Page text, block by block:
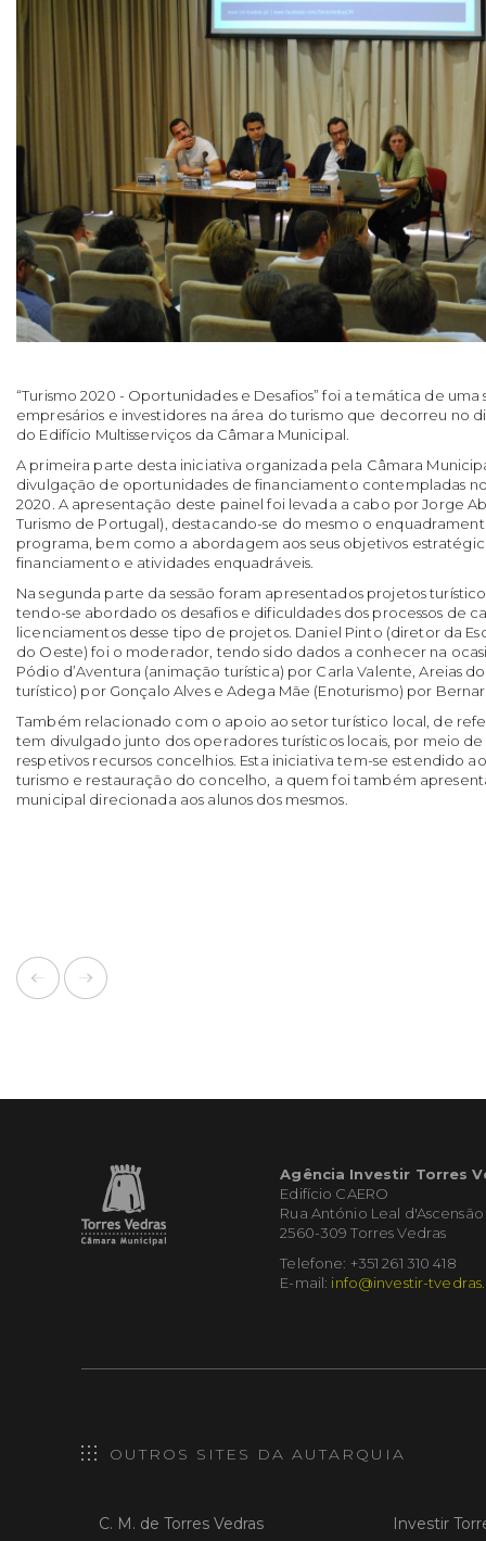
“Turismo 2020 - Oportunidades e Desafios” foi a temática de uma
empresários e investidores na área do turismo que decorreu no
do Edifício Multisserviços da Câmara Municipal.
A primeira parte desta iniciativa organizada pela Câmara
divulgação de oportunidades de financiamento contempladas
2020. A apresentação deste painel foi levada a cabo por Jorge
Turismo de Portugal), destacando-se do mesmo o
programa, bem como a abordagem aos seus objetivos
financiamento e atividades enquadráveis.
Na segunda parte da sessão foram apresentados projetos
tendo-se abordado os desafios e dificuldades dos processos de
licenciamentos desse tipo de projetos. Daniel Pinto (diretor da
do Oeste) foi o moderador, tendo sido dados a conhecer na
Pódio d’Aventura (animação turística) por Carla Valente, Areias
turístico) por Gonçalo Alves e Adega Mãe (Enoturismo) por
Também relacionado com o apoio ao setor turístico local, de
tem divulgado junto dos operadores turísticos locais, por meio de
respetivos recursos concelhios. Esta iniciativa tem-se estendido
turismo e restauração do concelho, a quem foi também
municipal direcionada aos alunos dos mesmos.
Agência Investir Torres
Edifício CAERO
Rua António Leal d'Ascensão
2560-309 Torres Vedras
Telefone: +351 261 310 418
E-mail: info@investir-
OUTROS SITES DA AUTARQUIA
C. M. de Torres Vedras Investir